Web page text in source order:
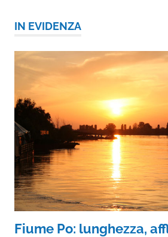
IN EVIDENZA
Fiume Po: lunghezza,